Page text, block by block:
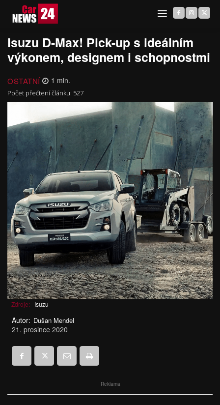
Isuzu D-Max! Pick-up s ideálním
výkonem, designem i schopnostmi
OSTATNÍ 1 min.
Počet přečtení článku: 527
Zdroje: Isuzu
Autor: Dušan Mendel
21. prosince 2020
Reklama